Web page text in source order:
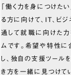
「働く力を身につけたい
る方に向けて、IT、ビ
通して就職に向けた
ムです。希望や特性に
し、独自の支援ツール
き方を一緒に見つけて